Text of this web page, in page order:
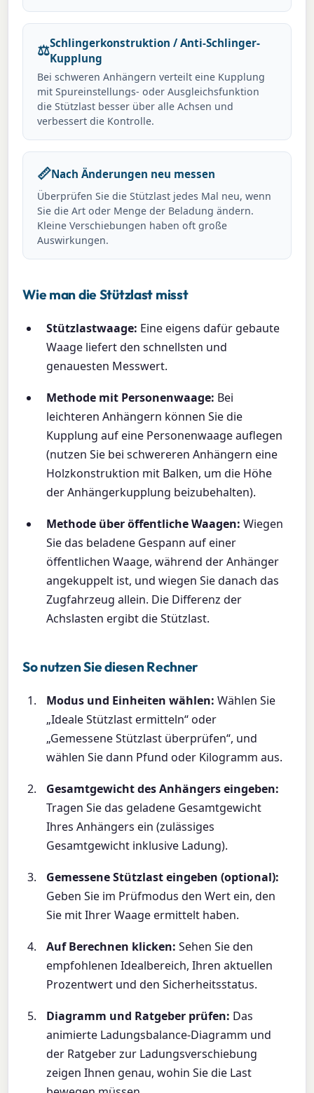
⚖️Schlingerkonstruktion / Anti-Schlinger-
Kupplung
Bei schweren Anhängern verteilt eine Kupplung
mit Spureinstellungs- oder Ausgleichsfunktion
die Stützlast besser über alle Achsen und
verbessert die Kontrolle.
📏Nach Änderungen neu messen
Überprüfen Sie die Stützlast jedes Mal neu, wenn
Sie die Art oder Menge der Beladung ändern.
Kleine Verschiebungen haben oft große
Auswirkungen.
Wie man die Stützlast misst
Stützlastwaage: Eine eigens dafür gebaute
Waage liefert den schnellsten und
genauesten Messwert.
Methode mit Personenwaage: Bei
leichteren Anhängern können Sie die
Kupplung auf eine Personenwaage auflegen
(nutzen Sie bei schwereren Anhängern eine
Holzkonstruktion mit Balken, um die Höhe
der Anhängerkupplung beizubehalten).
Methode über öffentliche Waagen: Wiegen
Sie das beladene Gespann auf einer
öffentlichen Waage, während der Anhänger
angekuppelt ist, und wiegen Sie danach das
Zugfahrzeug allein. Die Differenz der
Achslasten ergibt die Stützlast.
So nutzen Sie diesen Rechner
Modus und Einheiten wählen: Wählen Sie
„Ideale Stützlast ermitteln“ oder
„Gemessene Stützlast überprüfen“, und
wählen Sie dann Pfund oder Kilogramm aus.
Gesamtgewicht des Anhängers eingeben:
Tragen Sie das geladene Gesamtgewicht
Ihres Anhängers ein (zulässiges
Gesamtgewicht inklusive Ladung).
Gemessene Stützlast eingeben (optional):
Geben Sie im Prüfmodus den Wert ein, den
Sie mit Ihrer Waage ermittelt haben.
Auf Berechnen klicken: Sehen Sie den
empfohlenen Idealbereich, Ihren aktuellen
Prozentwert und den Sicherheitsstatus.
Diagramm und Ratgeber prüfen: Das
animierte Ladungsbalance-Diagramm und
der Ratgeber zur Ladungsverschiebung
zeigen Ihnen genau, wohin Sie die Last